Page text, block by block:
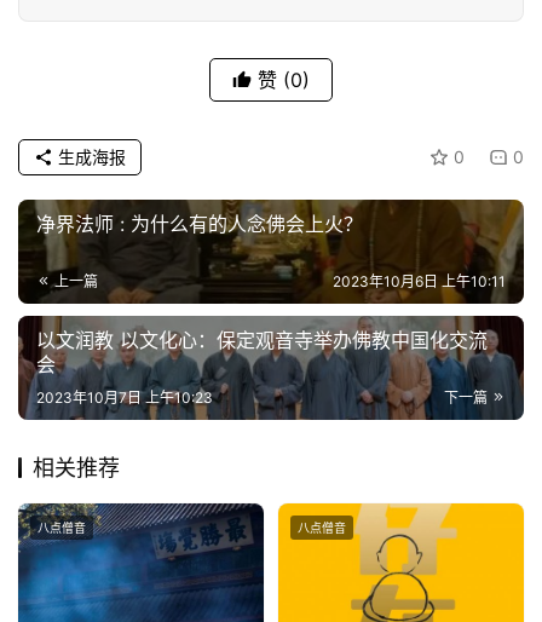
寺
院
巡
礼
视
频
纪
录
佛
教
艺
术
赞 (0)
0 0
生成海报
净界法师 : 为什么有的人念佛会上火？
上一篇 2023年10月6日 上午10:11
以文润教 以文化心：保定观音寺举办佛教中国化交流
会
下一篇
2023年10月7日 上午10:23
相关推荐
八点僧音 八点僧音